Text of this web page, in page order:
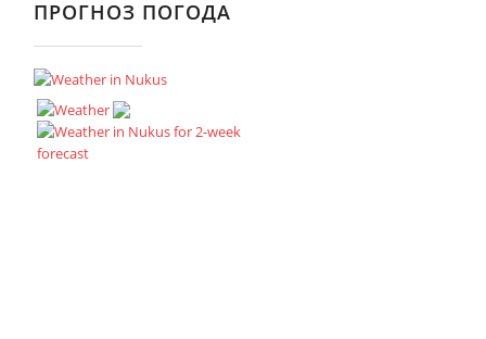
ПРОГНОЗ ПОГОДА